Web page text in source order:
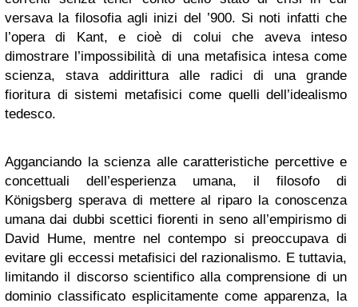
versava la filosofia agli inizi del ’900. Si noti infatti che
l’opera di Kant, e cioè di colui che aveva inteso
dimostrare l’impossibilità di una metafisica intesa come
scienza, stava addirittura alle radici di una grande
fioritura di sistemi metafisici come quelli dell’idealismo
tedesco.
Agganciando la scienza alle caratteristiche percettive e
concettuali dell’esperienza umana, il filosofo di
Königsberg sperava di mettere al riparo la conoscenza
umana dai dubbi scettici fiorenti in seno all’empirismo di
David Hume, mentre nel contempo si preoccupava di
evitare gli eccessi metafisici del razionalismo. E tuttavia,
limitando il discorso scientifico alla comprensione di un
dominio classificato esplicitamente come apparenza, la